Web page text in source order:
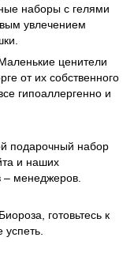
наборы с гелями
увлечением
ценители
от их собственного
гипоаллергенно и
подарочный набор
и наших
– менеджеров.
готовьтесь к